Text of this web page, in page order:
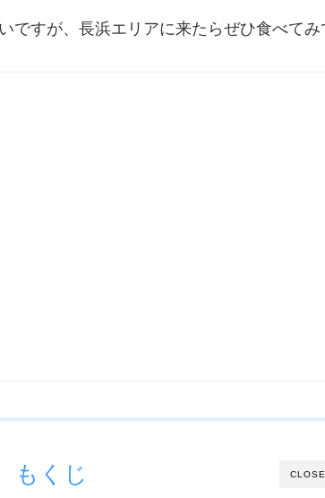
ですが、長浜エリアに来たらぜひ食べて
CLOSE
もくじ